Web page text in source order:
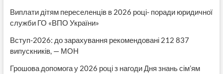
Виплати дітям переселенців в 2026 році- поради юридичної
служби ГО «ВПО України»
Вступ-2026: до зарахування рекомендовані 212 837
випускників, — МОН
Грошова допомога у 2026 році з нагоди Дня знань сім’ям